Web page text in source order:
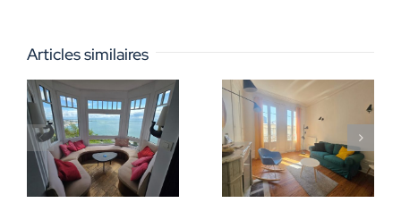
Articles similaires
En mai,
faites ce qu’il
vous plaît !
La saison a
commencé
avec notre
conciergerie